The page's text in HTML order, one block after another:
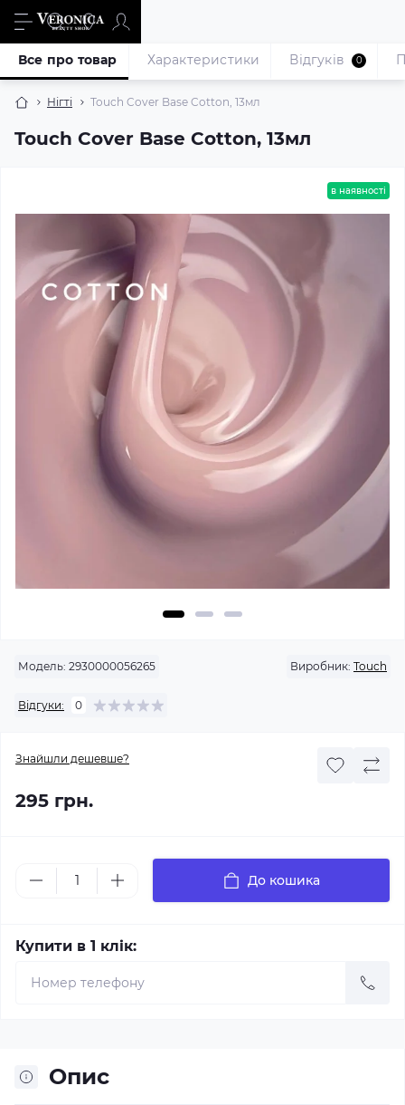
Нігті Touch Cover Base Cotton, 13мл
Touch Cover Base Cotton, 13мл
Все про товар Характеристики Відгуків 0
в наявності
Модель: 2930000056265 Виробник: Touch
Відгуки: 0
Знайшли дешевше?
295 грн.
До кошика
Купити в 1 клік:
Опис